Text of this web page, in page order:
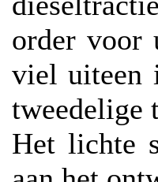
order voor
viel uiteen
tweedelige
Het lichte